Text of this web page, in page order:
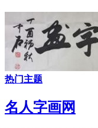
热门主题
名人字画网